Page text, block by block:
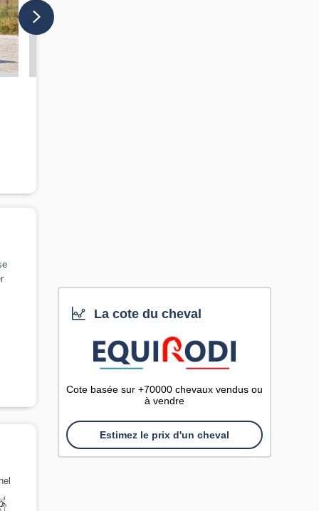
La cote du cheval
Cote basée sur +70000 chevaux vendus ou
à vendre
Estimez le prix d'un cheval